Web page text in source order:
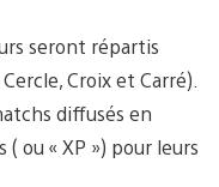
seront répartis
Croix et Carré).
diffusés en
ou « XP ») pour leurs